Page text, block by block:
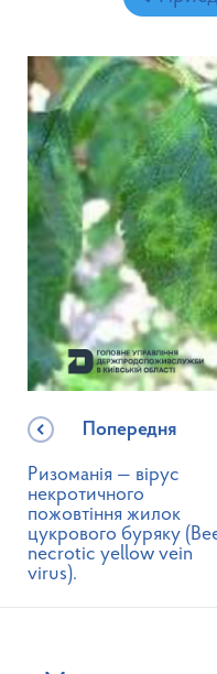
Попередня
Ризоманія — вірус
некротичного
пожовтіння жилок
цукрового буряку
necrotic yellow vein
virus).